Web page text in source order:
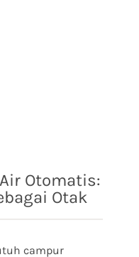
Otomatis:
Otak
campur